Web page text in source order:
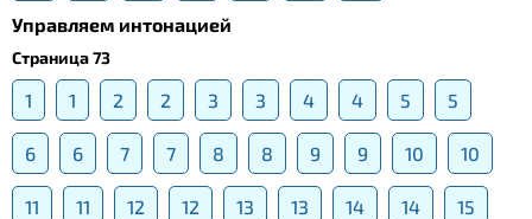
Управляем интонацией
Страница 73
1 1 2 2 3 3 4 4 5 5
6 6 7 7 8 8 9 9 10 10
11 11 12 12 13 13 14 14 15